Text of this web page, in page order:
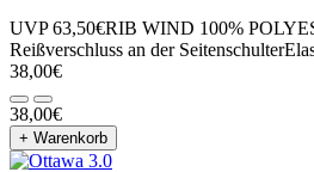
UVP 63,50€RIB WIND 100%
Reißverschluss an der
38,00€
38,00€
+ Warenkorb